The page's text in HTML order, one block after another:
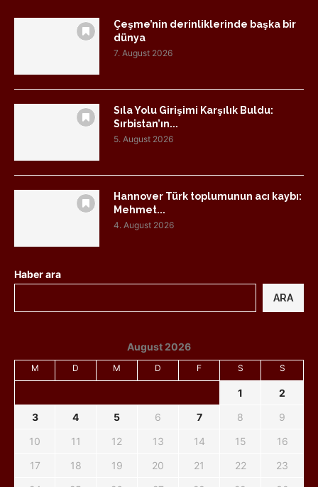
Çeşme’nin derinliklerinde başka bir
dünya
7. August 2026
Sıla Yolu Girişimi Karşılık Buldu:
Sırbistan’ın...
5. August 2026
Hannover Türk toplumunun acı kaybı:
Mehmet...
4. August 2026
Haber ara
ARA
August 2026
M D M D F S S
1
2
3
4 5 6 7 8
9
10
11 12 13 14 15
16
17
18 19 20 21 22
23